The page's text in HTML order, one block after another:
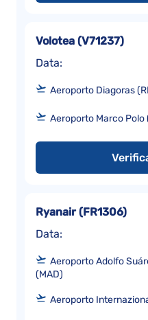
Data:
Volotea (V71237)
Aeroporto Diagoras
Aeroporto Marco Polo
Data:
Ryanair(FR1306)
Aeroporto Adolfo
(MAD)
Aeroporto